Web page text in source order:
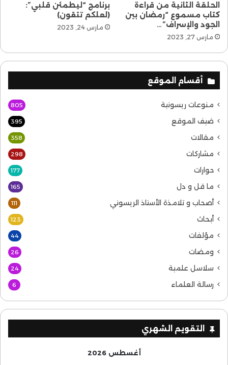
الحلقة الثانية من قراءة
كتاب مسموع “رمضان بين
الجود والإسراف”…
مارس 27, 2023
برنامج “ليطمئن قلبي”:
(لعلكم تتقون)
مارس 24, 2023
أقسام الموقع
منوعات ريسونية 805
ضيف الموقع 395
مقالات 358
مشاركات 298
حوارات 177
ما قل و دل 165
أصحاب و تلامذة الأستاذ الريسوني 111
أبحاث 123
مؤلفات 44
ومضات 26
سلاسل علمية 24
رسالة العلماء 6
التقويم الشهري
أغسطس 2026